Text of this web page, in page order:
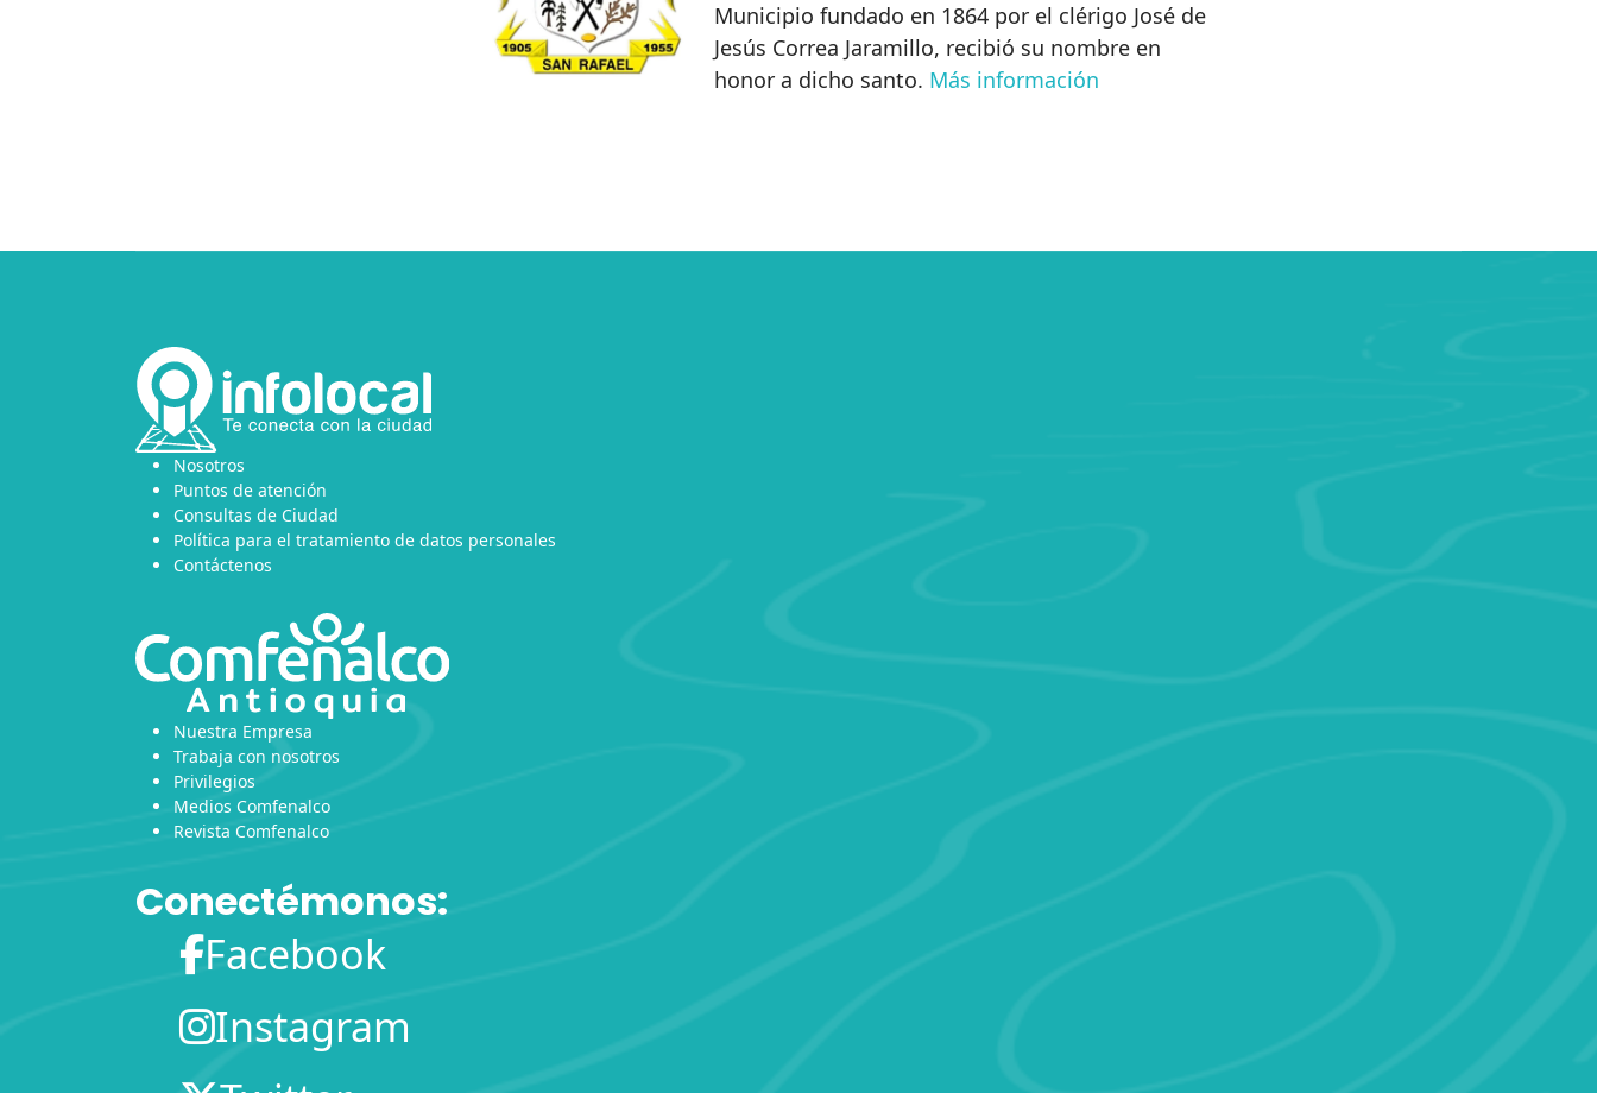
Municipio fundado en 1864 por el clérigo José de
Jesús Correa Jaramillo, recibió su nombre en
honor a dicho santo. Más información
Nosotros
Puntos de atención
Consultas de Ciudad
Política para el tratamiento de datos personales
Contáctenos
Nuestra Empresa
Trabaja con nosotros
Privilegios
Medios Comfenalco
Revista Comfenalco
Conectémonos:
Facebook
Instagram